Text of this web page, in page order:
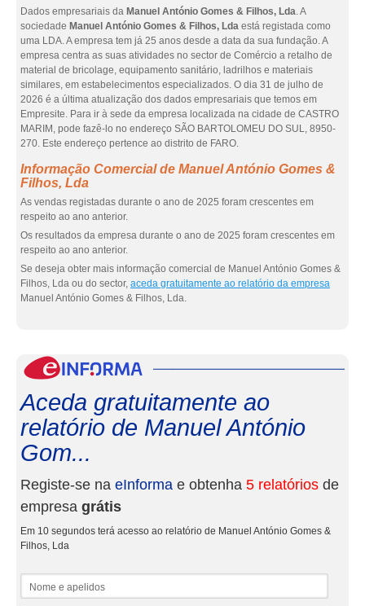
Dados empresariais da Manuel António Gomes & Filhos, Lda. A
sociedade Manuel António Gomes & Filhos, Lda está registada como
uma LDA. A empresa tem já 25 anos desde a data da sua fundação. A
empresa centra as suas atividades no sector de Comércio a retalho de
material de bricolage, equipamento sanitário, ladrilhos e materiais
similares, em estabelecimentos especializados. O dia 31 de julho de
2026 é a última atualização dos dados empresariais que temos em
Empresite. Para ir à sede da empresa localizada na cidade de CASTRO
MARIM, pode fazê-lo no endereço SÃO BARTOLOMEU DO SUL, 8950-
270. Este endereço pertence ao distrito de FARO.
Informação Comercial de Manuel António Gomes &
Filhos, Lda
As vendas registadas durante o ano de 2025 foram crescentes em
respeito ao ano anterior.
Os resultados da empresa durante o ano de 2025 foram crescentes em
respeito ao ano anterior.
Se deseja obter mais informação comercial de Manuel António Gomes &
Filhos, Lda ou do sector, aceda gratuitamente ao relatório da empresa
Manuel António Gomes & Filhos, Lda.
Aceda gratuitamente ao
relatório de Manuel António
Gom...
Registe-se na eInforma e obtenha 5 relatórios de
empresa grátis
Em 10 segundos terá acesso ao relatório de Manuel António Gomes &
Filhos, Lda